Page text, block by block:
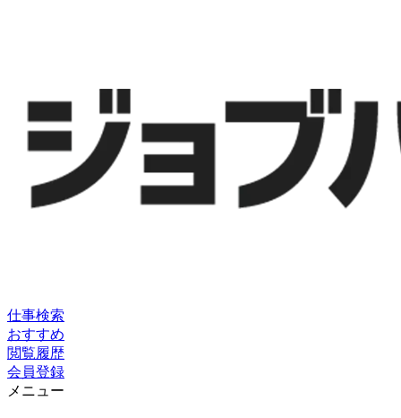
仕事検索
おすすめ
閲覧履歴
会員登録
メニュー